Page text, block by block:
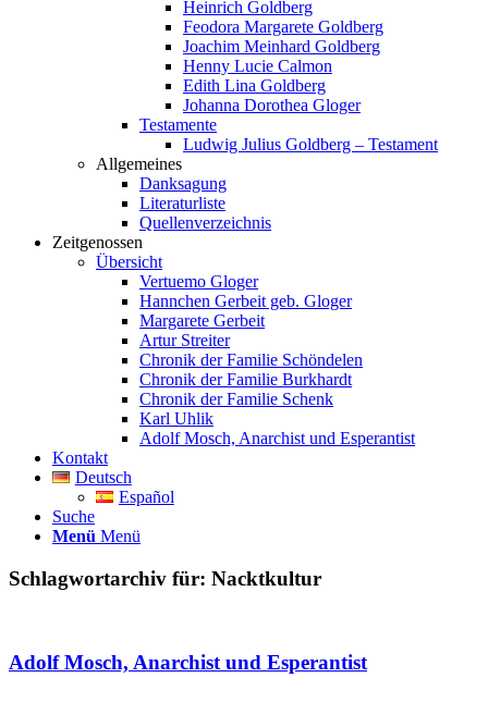
Heinrich Goldberg
Feodora Margarete Goldberg
Joachim Meinhard Goldberg
Henny Lucie Calmon
Edith Lina Goldberg
Johanna Dorothea Gloger
Testamente
Ludwig Julius Goldberg – Testament
Allgemeines
Danksagung
Literaturliste
Quellenverzeichnis
Zeitgenossen
Übersicht
Vertuemo Gloger
Hannchen Gerbeit geb. Gloger
Margarete Gerbeit
Artur Streiter
Chronik der Familie Schöndelen
Chronik der Familie Burkhardt
Chronik der Familie Schenk
Karl Uhlik
Adolf Mosch, Anarchist und Esperantist
Kontakt
Deutsch
Español
Suche
Menü Menü
Schlagwortarchiv für: Nacktkultur
Adolf Mosch, Anarchist und Esperantist